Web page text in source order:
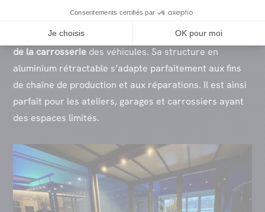
Consentements certifiés par
Je choisis OK pour moi
Le Tunnel Genius est un tunnel de lumière rétractable
spécialement conçu pour améliorer lecontrôle qualité
de la carrosserie des véhicules. Sa structure en
aluminium rétractable s’adapte parfaitement aux fins
de chaîne de production et aux réparations. Il est ainsi
parfait pour les ateliers, garages et carrossiers ayant
des espaces limités.